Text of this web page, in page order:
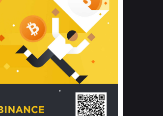
động của giấc ngủ và môi trường
phòng ngủ đối với sức khỏe con
người tại Sleep Foundation (External
Link) để có cái nhìn toàn diện hơn.
2. Các tiêu chí vàng khi lựa chọn
chăn ga gối đệm cao cấp cho phòng
ngủ
Để sở hữu một bộ chăn ga gối đệm
cao cấp hoàn hảo cả về thẩm mỹ lẫn
công năng, người tiêu dùng cần cân
nhắc kỹ lưỡng các tiêu chí quan trọng